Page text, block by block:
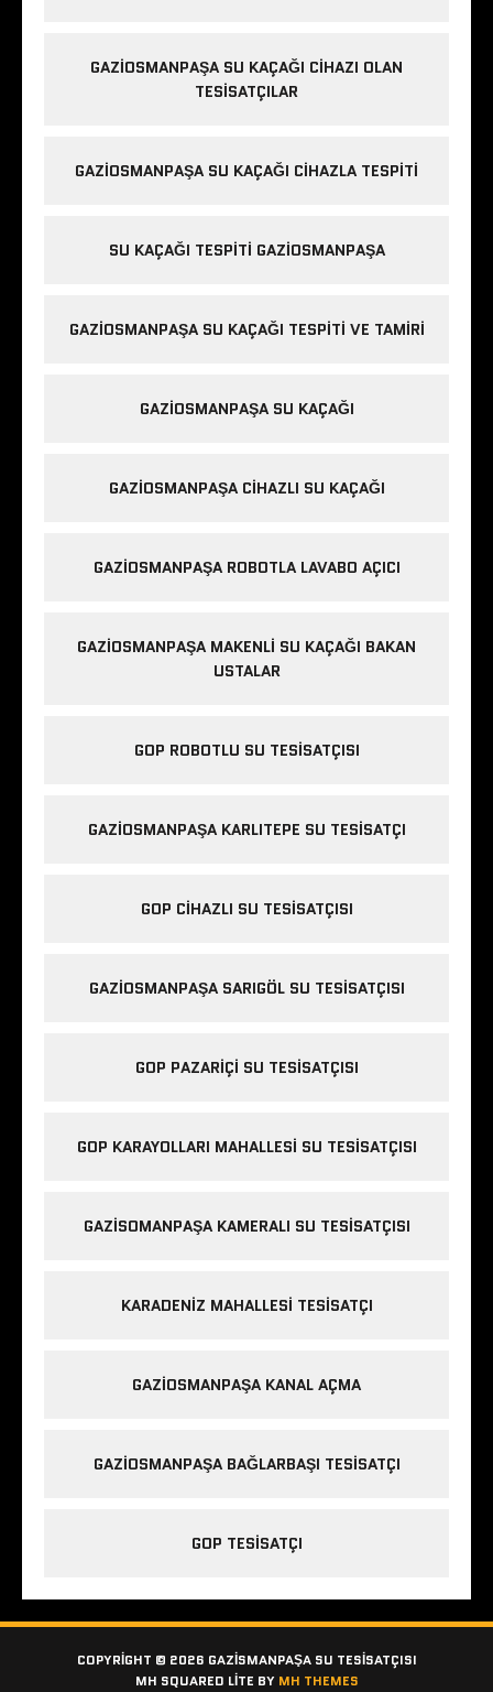
GAZIOSMANPAŞA SU KAÇAĞI CIHAZI OLAN
TESISATÇILAR
GAZIOSMANPAŞA SU KAÇAĞI CIHAZLA TESPITI
SU KAÇAĞI TESPITI GAZIOSMANPAŞA
GAZIOSMANPAŞA SU KAÇAĞI TESPITI VE TAMIRI
GAZIOSMANPAŞA SU KAÇAĞI
GAZIOSMANPAŞA CIHAZLI SU KAÇAĞI
GAZIOSMANPAŞA ROBOTLA LAVABO AÇICI
GAZIOSMANPAŞA MAKENLI SU KAÇAĞI BAKAN
USTALAR
GOP ROBOTLU SU TESISATÇISI
GAZIOSMANPAŞA KARLITEPE SU TESISATÇI
GOP CIHAZLI SU TESISATÇISI
GAZIOSMANPAŞA SARIGÖL SU TESISATÇISI
GOP PAZARIÇI SU TESISATÇISI
GOP KARAYOLLARI MAHALLESI SU TESISATÇISI
GAZISOMANPAŞA KAMERALI SU TESISATÇISI
KARADENIZ MAHALLESI TESISATÇI
GAZIOSMANPAŞA KANAL AÇMA
GAZIOSMANPAŞA BAĞLARBAŞI TESISATÇI
GOP TESISATÇI
COPYRIGHT © 2026 GAZISMANPAŞA SU TESISATÇISI
MH SQUARED LITE BY MH THEMES